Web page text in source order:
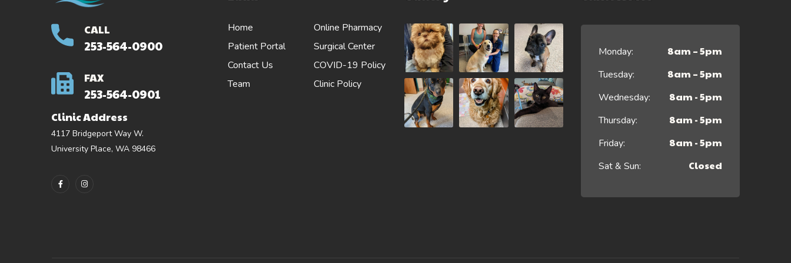
CALL
253-564-0900
FAX
253-564-0901
Clinic Address
4117 Bridgeport Way W.
University Place, WA 98466
Home
Patient Portal
Contact Us
Team
Online Pharmacy
Surgical Center
COVID-19 Policy
Clinic Policy
Monday: 8am – 5pm
Tuesday: 8am – 5pm
Wednesday: 8am - 5pm
Thursday: 8am - 5pm
Friday: 8am - 5pm
Sat & Sun: Closed